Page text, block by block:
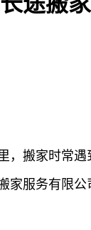
搬家时常
服务有限